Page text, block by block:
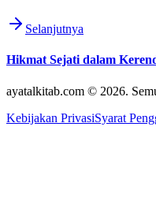
Selanjutnya
Hikmat Sejati dalam
ayatalkitab.com © 2026.
Kebijakan PrivasiSyarat